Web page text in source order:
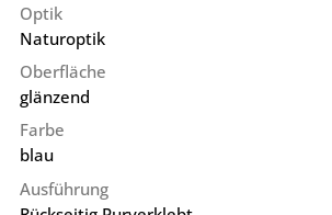
Optik
Naturoptik
Oberfläche
glänzend
Farbe
blau
Ausführung